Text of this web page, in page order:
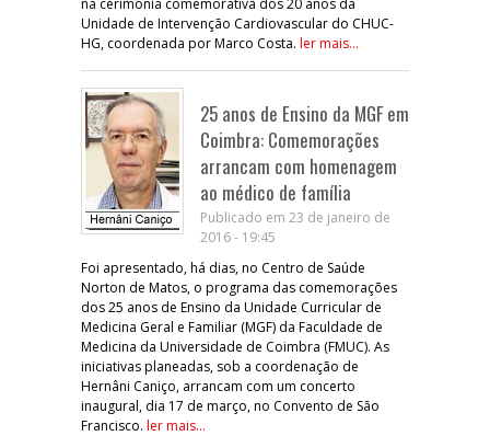
Unidade de Intervenção Cardiovascular do CHUC-
HG, coordenada por Marco Costa. ler mais...
25 anos de Ensino da MGF em
Coimbra: Comemorações
arrancam com homenagem
ao médico de família
Publicado em 23 de janeiro de
2016 - 19:45
Foi apresentado, há dias, no Centro de Saúde
Norton de Matos, o programa das comemorações
dos 25 anos de Ensino da Unidade Curricular de
Medicina Geral e Familiar (MGF) da Faculdade de
Medicina da Universidade de Coimbra (FMUC). As
iniciativas planeadas, sob a coordenação de
Hernâni Caniço, arrancam com um concerto
inaugural, dia 17 de março, no Convento de São
Francisco. ler mais...